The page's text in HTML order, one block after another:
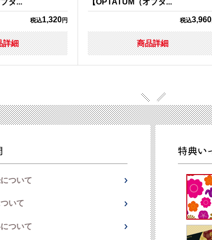
タ...
税込1,320円
詳細
【OPTATUM（オプタ...
税込3,960
商品詳細
ついて
いて
ついて